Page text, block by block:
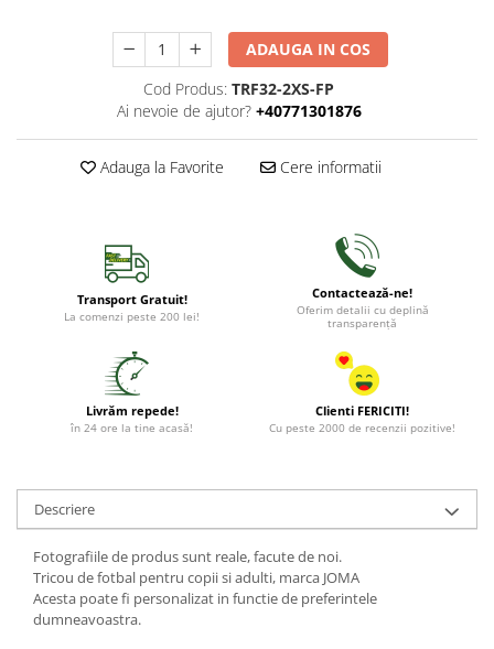
ADAUGA IN COS
Cod Produs: TRF32-2XS-FP
Ai nevoie de ajutor? +40771301876
Adauga la Favorite Cere informatii
Transport Gratuit!
La comenzi peste 200 lei!
Contactează-ne!
Oferim detalii cu deplină
transparență
Livrăm repede!
în 24 ore la tine acasă!
Clienti FERICITI!
Cu peste 2000 de recenzii pozitive!
Descriere
Fotografiile de produs sunt reale, facute de noi.
Tricou de fotbal pentru copii si adulti, marca JOMA
Acesta poate fi personalizat in functie de preferintele
dumneavoastra.